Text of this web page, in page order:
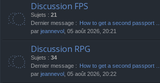
Discussion FPS
Sujets : 21
Dernier message : How to get a second passport …
par jeannevol , 05 août 2026, 20:21
Discussion RPG
Sujets : 34
Dernier message : How to get a second passport …
par jeannevol , 05 août 2026, 20:22